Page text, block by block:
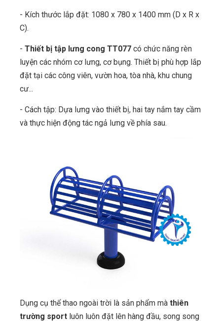
- Kích thước lắp đặt: 1080 x 780 x 1400 mm (D x R x
C).
- Thiết bị tập lưng cong TT077 có chức năng rèn
luyện các nhóm cơ lưng, cơ bụng. Thiết bị phù hợp lắp
đặt tại các công viên, vườn hoa, tòa nhà, khu chung
cư...
- Cách tập: Dựa lưng vào thiết bị, hai tay nắm tay cầm
và thực hiện động tác ngả lưng về phía sau.
Dụng cụ thể thao ngoài trời là sản phẩm mà thiên
trường sport luôn luôn đặt lên hàng đầu, song song